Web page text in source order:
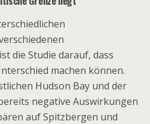
die Studie darauf, dass
machen können.
Hudson Bay und der
negative Auswirkungen
auf Spitzbergen und